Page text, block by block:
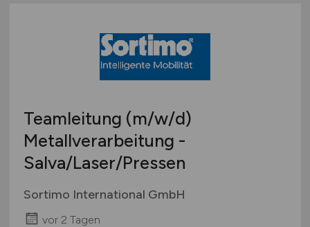
Teamleitung (m/w/d)
Metallverarbeitung -
Salva/Laser/Pressen
Sortimo International GmbH
vor 2 Tagen